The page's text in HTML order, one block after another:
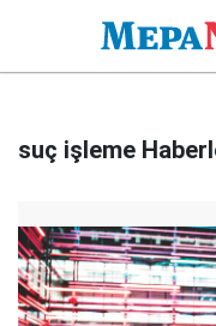
suç işleme